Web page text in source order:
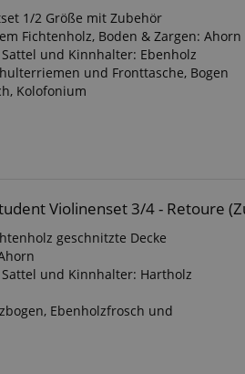
1/2 Größe mit Zubehör
Fichtenholz, Boden & Zargen: Ahorn
und Kinnhalter: Ebenholz
und Fronttasche, Bogen
Kolofonium
Violinenset 3/4 - Retoure
geschnitzte Decke
und Kinnhalter: Hartholz
Ebenholzfrosch und